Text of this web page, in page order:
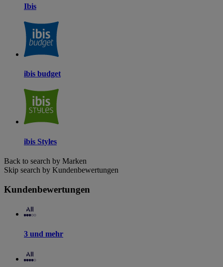
Ibis
ibis budget
ibis Styles
Back to search by Marken
Skip search by Kundenbewertungen
Kundenbewertungen
3 und mehr